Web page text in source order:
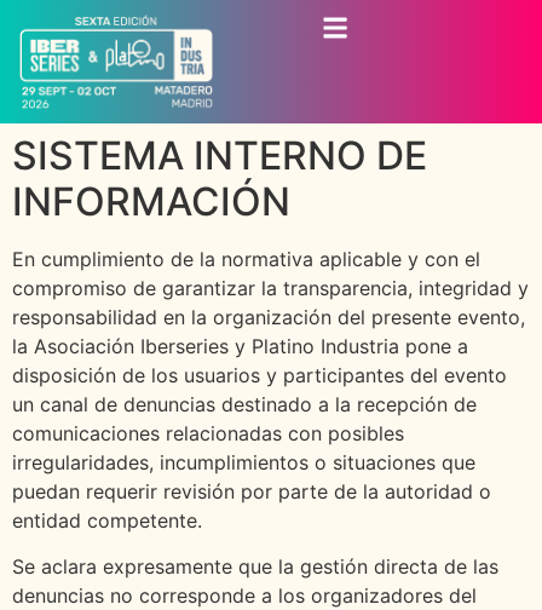
SISTEMA INTERNO DE
INFORMACIÓN
En cumplimiento de la normativa aplicable y con el
compromiso de garantizar la transparencia, integridad y
responsabilidad en la organización del presente evento,
la Asociación Iberseries y Platino Industria pone a
disposición de los usuarios y participantes del evento
un canal de denuncias destinado a la recepción de
comunicaciones relacionadas con posibles
irregularidades, incumplimientos o situaciones que
puedan requerir revisión por parte de la autoridad o
entidad competente.
Se aclara expresamente que la gestión directa de las
denuncias no corresponde a los organizadores del